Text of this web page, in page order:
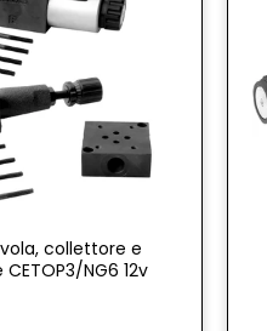
collettore e
NG6 12v